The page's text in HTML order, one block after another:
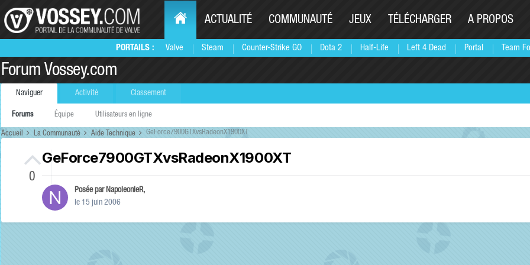
PORTAILS : Valve Steam Counter-Strike GO Dota 2 Half-Life Left 4 Dead Portal Team
ACTUALITÉ COMMUNAUTÉ JEUX TÉLÉCHARGER A PROPOS
Forum Vossey.com
Naviguer
Forums Équipe Utilisateurs en ligne
Activité Classement
Accueil La Communauté Aide Technique GeForce7900GTXvsRadeonX1900XT
0
GeForce7900GTXvsRadeonX1900XT
Posée parNapoleonIeR,
le 15 juin 2006